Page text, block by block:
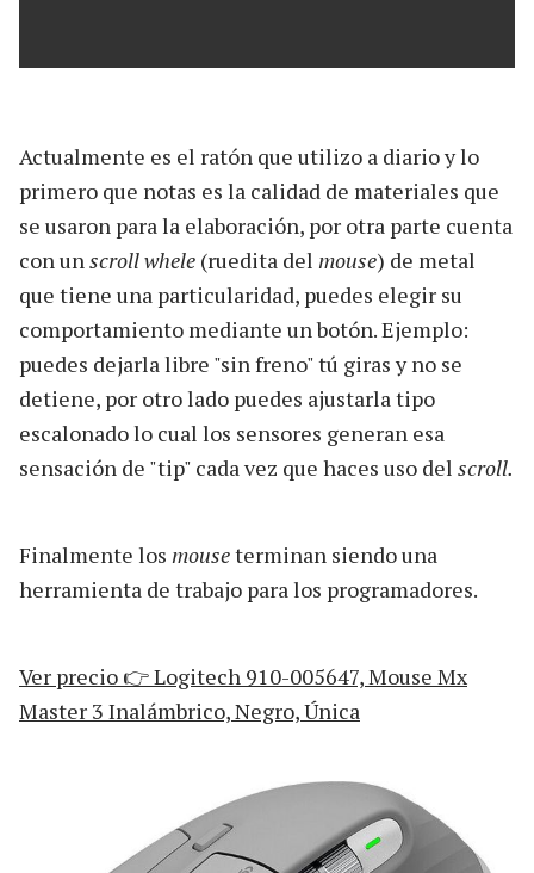
Actualmente es el ratón que utilizo a diario y lo
primero que notas es la calidad de materiales que
se usaron para la elaboración, por otra parte cuenta
con unscroll whele (ruedita del mouse) de metal
que tiene una particularidad, puedes elegir su
comportamiento mediante un botón. Ejemplo:
puedes dejarla libre "sin freno" tú giras y no se
detiene, por otro lado puedes ajustarla tipo
escalonado lo cual los sensores generan esa
sensación de "tip" cada vez que haces uso del scroll.
Finalmente los mouseterminan siendo una
herramienta de trabajo para los programadores.
Ver precio 👉 Logitech 910-005647, Mouse Mx
Master 3 Inalámbrico, Negro, Única